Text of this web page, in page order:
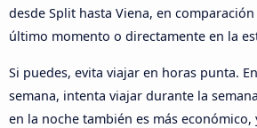
desde Split hasta Viena, en
último momento o directamente en la
Si puedes, evita viajar en horas punta.
semana, intenta viajar durante la
en la noche también es más económico,